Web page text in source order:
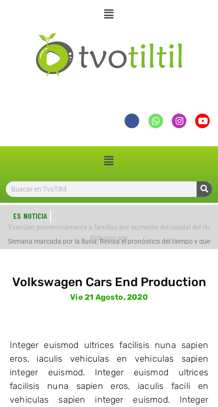
ES NOTICIA
Semana marcada por la lluvia: Revisa el pronóstico del tiempo y que
Evacúan preventivamente a familias por aumento del caudal del río
Polpaico ant
Volkswagen Cars End Production
Vie 21 Agosto, 2020
Integer euismod ultrices facilisis nuna sapien
eros, iaculis vehiculas en vehiculas sapien
integer euismod. Integer euismod ultrices
facilisis nuna sapien eros, iaculis facili en
vehiculas sapien integer euismod. Integer